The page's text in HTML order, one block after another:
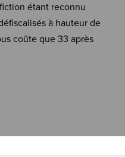
étant reconnu
à hauteur de
coûte que 33 après